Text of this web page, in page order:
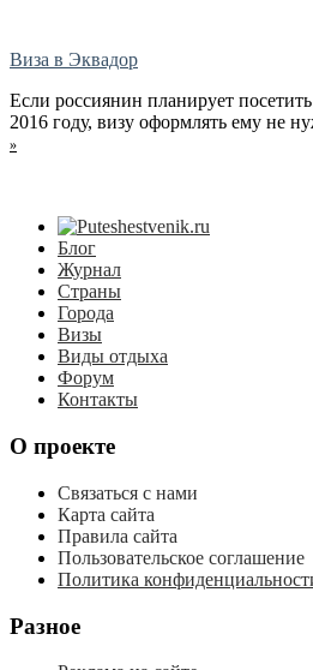
Виза в Эквадор
Если россиянин планирует
2016 году, визу оформлять ему не
»
Блог
Журнал
Страны
Города
Визы
Виды отдыха
Форум
Контакты
О проекте
Связаться с нами
Карта сайта
Правила сайта
Пользовательское соглашение
Политика
Разное